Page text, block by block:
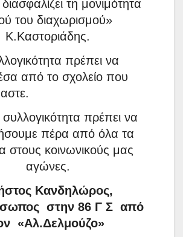
τη μονιμότητα
του διαχωρισμού»
Κ.Καστοριάδης.
πρέπει να
από το σχολείο που
πρέπει να
πέρα από όλα τα
στους κοινωνικούς μας
αγώνες.
Κανδηλώρος,
στην 86 Γ Σ από
«Αλ.Δελμούζο»